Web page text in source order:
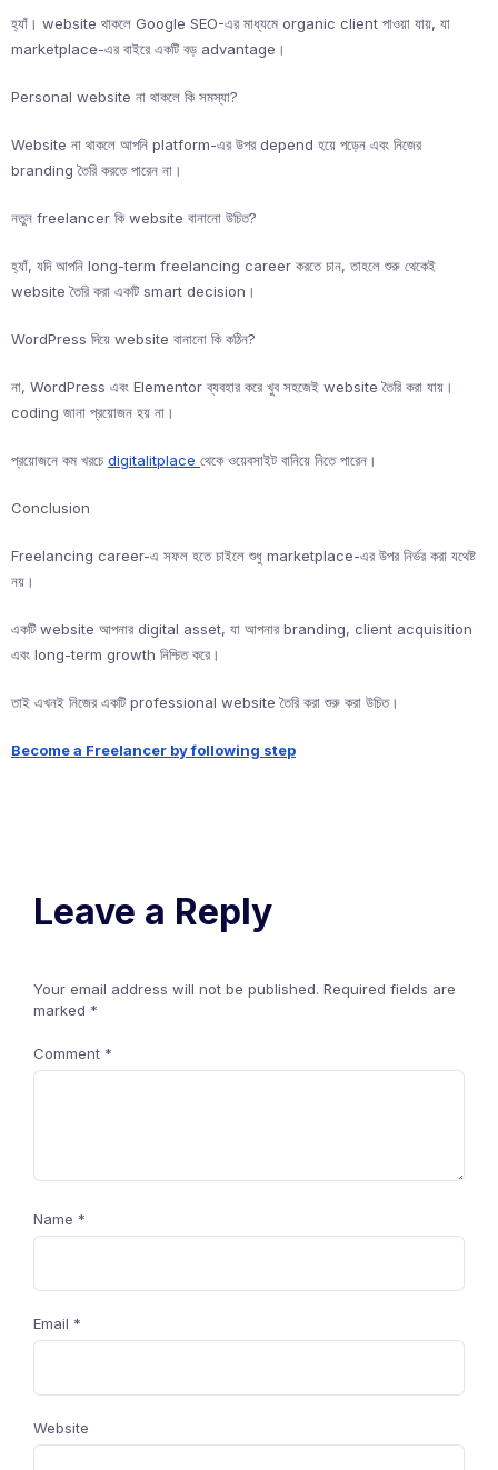
হ্যাঁ। website থাকলে Google SEO-এর মাধ্যমে organic client পাওয়া যায়, যা
marketplace-এর বাইরে একটি বড় advantage।
Personal website না থাকলে কি সমস্যা?
Website না থাকলে আপনি platform-এর উপর depend হয়ে পড়েন এবং নিজের
branding তৈরি করতে পারেন না।
নতুন freelancer কি website বানানো উচিত?
হ্যাঁ, যদি আপনি long-term freelancing career করতে চান, তাহলে শুরু থেকেই
website তৈরি করা একটি smart decision।
WordPress দিয়ে website বানানো কি কঠিন?
না, WordPress এবং Elementor ব্যবহার করে খুব সহজেই website তৈরি করা যায়।
coding জানা প্রয়োজন হয় না।
প্রয়োজনে কম খরচে digitalitplace থেকে ওয়েবসাইট বানিয়ে নিতে পারেন।
Conclusion
Freelancing career-এ সফল হতে চাইলে শুধু marketplace-এর উপর নির্ভর করা যথেষ্ট
নয়।
একটি website আপনার digital asset, যা আপনার branding, client acquisition
এবং long-term growth নিশ্চিত করে।
তাই এখনই নিজের একটি professional website তৈরি করা শুরু করা উচিত।
Become a Freelancer by following step
Leave a Reply
Your email address will not be published. Required fields are
marked *
Comment *
Name *
Email *
Website